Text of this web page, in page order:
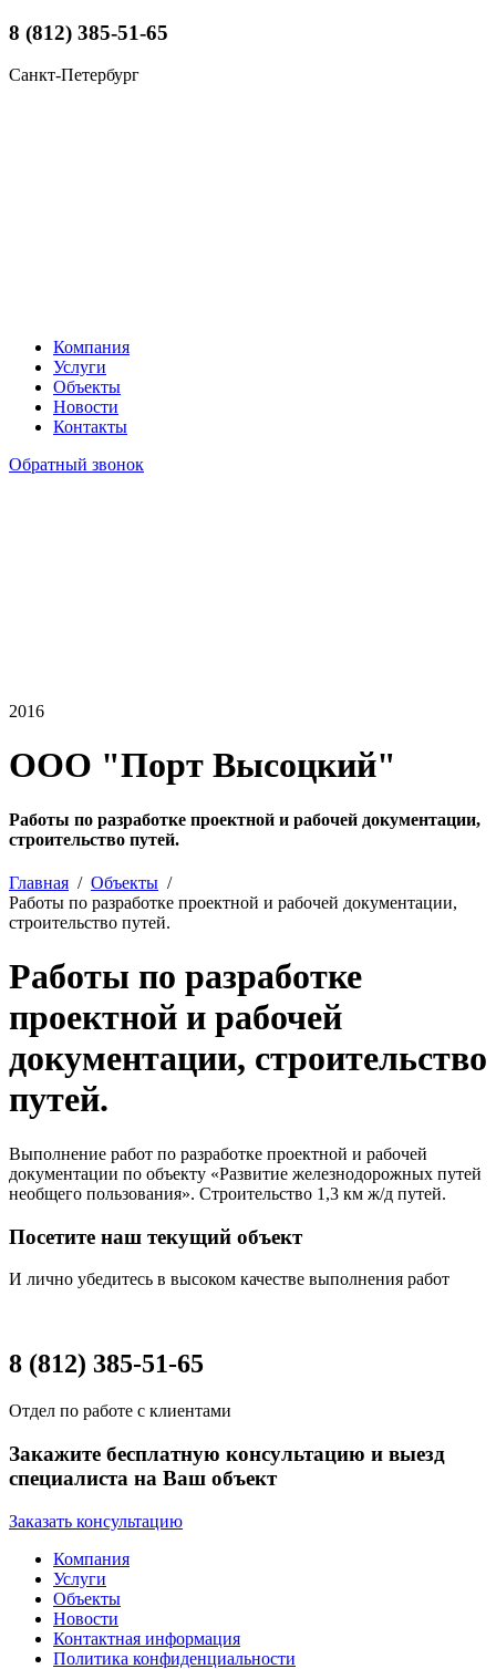
8 (812) 385-51-65
Санкт-Петербург
Компания
Услуги
Объекты
Новости
Контакты
Обратный звонок
2016
ООО "Порт Высоцкий"
Работы по разработке проектной и рабочей документации,
строительство путей.
Главная
Объекты
Работы по разработке проектной и рабочей документации,
строительство путей.
Работы по разработке
проектной и рабочей
документации, строительство
путей.
Выполнение работ по разработке проектной и рабочей
документации по объекту «Развитие железнодорожных путей
необщего пользования». Строительство 1,3 км ж/д путей.
Посетите наш текущий объект
И лично убедитесь в высоком качестве выполнения работ
8 (812) 385-51-65
Отдел по работе с клиентами
Закажите бесплатную консультацию и выезд
специалиста на Ваш объект
Заказать консультацию
Компания
Услуги
Объекты
Новости
Контактная информация
Политика конфиденциальности